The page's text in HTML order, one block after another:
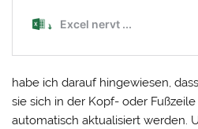
habe ich darauf hingewiesen,
sie sich in der Kopf- oder
automatisch aktualisiert werden.